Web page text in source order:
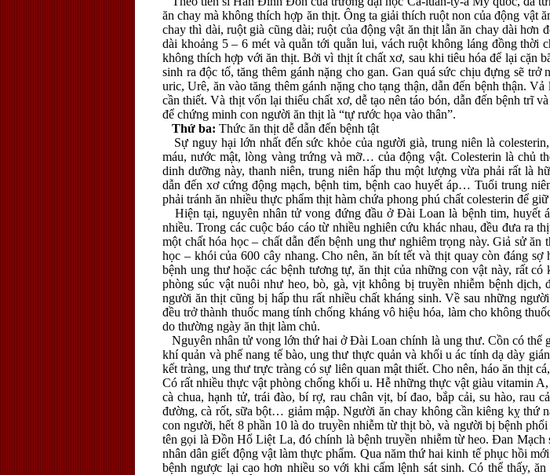
ăn chay mà không thích hợp ăn thịt. Ông ta giải thích ruột non của động vật
chay thì dài, ruột già cũng dài; ruột của động vật ăn thịt lẫn ăn chay dài hơn
dài khoảng 5 – 6 mét và quằn tới quằn lui, vách ruột không láng đồng
không thích hợp với ăn thịt. Bởi vì thịt ít chất xơ, sau khi tiêu hóa để lại cặn
sinh ra độc tố, tăng thêm gánh nặng cho gan. Gan quá sức chịu đựng sẽ
uric, Urê, ăn vào tăng thêm gánh nặng cho tạng thận, dẫn đến bệnh thận.
cần thiết. Và thịt vốn lại thiếu chất xơ, dễ tạo nên táo bón, dẫn đến bệnh trĩ
để chứng minh con người ăn thịt là “tự rước họa vào thân”.
Thứ ba: Thức ăn thịt dễ dẫn đến bệnh tật
Sự nguy hại lớn nhất đến sức khỏe của người già, trung niên là
máu, nước mật, lòng vàng trứng và mỡ… của động vật. Colesterin là chủ
dinh dưỡng này, thanh niên, trung niên hấp thu một lượng vừa phải rất là
dẫn đến xơ cứng động mạch, bệnh tim, bệnh cao huyết áp… Tuổi trung
phải tránh ăn nhiều thực phẩm thịt hàm chứa phong phú chất colesterin để
Hiện tại, nguyên nhân tử vong đứng đầu ở Đài Loan là bệnh tim, huyết
nhiều. Trong các cuộc báo cáo từ nhiều nghiên cứu khác nhau, đều đưa ra
một chất hóa học – chất dẫn đến bệnh ung thư nghiêm trọng này. Giả sử
học – khói của 600 cây nhang. Cho nên, ăn bít tết và thịt quay còn đáng
bệnh ung thư hoặc các bệnh tương tự, ăn thịt của những con vật này, rất
phòng súc vật nuôi như heo, bò, gà, vịt không bị truyền nhiễm bệnh
người ăn thịt cũng bị hấp thu rất nhiều chất kháng sinh. Về sau những
đều trở thành thuốc mang tính chống kháng vô hiệu hóa, làm cho không
do thường ngày ăn thịt làm chủ.
Nguyên nhân tử vong lớn thứ hai ở Đài Loan chính là ung thư. Cồn có thể
khí quản và phế nang tế bào, ung thư thực quản và khối u ác tính dạ dày
kết tràng, ung thư trực tràng có sự liên quan mật thiết. Cho nên, háo ăn thịt
Có rất nhiều thực vật phòng chống khối u. Hễ những thực vật giàu vitamin
cà chua, hạnh tử, trái đào, bí rợ, rau chân vịt, bí đao, bắp cải, su hào, rau
đường, cà rốt, sữa bột… giảm mập. Người ăn chay không cần kiêng kỵ thứ
con người, hết 8 phần 10 là do truyền nhiễm từ thịt bò, và người bị bệnh
tên gọi là Đồn Hổ Liệt La, đó chính là bệnh truyền nhiễm từ heo. Đan Mạch
nhân dân giết động vật làm thực phẩm. Qua năm thứ hai kinh tế phục hồi
bệnh ngược lại cao hơn nhiều so với khi cấm lệnh sát sinh. Có thể thấy,